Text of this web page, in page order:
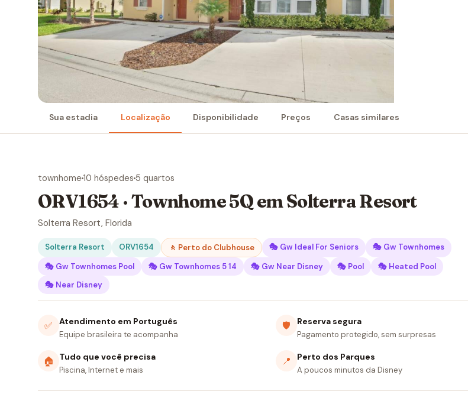
Sua estadia Localização Disponibilidade Preços Casas similares
townhome 10 hóspedes 5 quartos
ORV1654 · Townhome 5Q em Solterra Resort
Solterra Resort, Florida
Solterra Resort ORV1654 🚶 Perto do Clubhouse 🎭 Gw Ideal For Seniors
🎭 Gw Townhomes
🎭 Gw Townhomes Pool
🎭 Gw Townhomes 5 14 🎭 Gw Near Disney 🎭 Pool
🎭 Heated Pool
🎭 Near Disney
✅ Atendimento em Português
Equipe brasileira te acompanha
🛡 Reserva segura
Pagamento protegido, sem surpresas
🏠 Tudo que você precisa
Piscina, Internet e mais
📍 Perto dos Parques
A poucos minutos da Disney